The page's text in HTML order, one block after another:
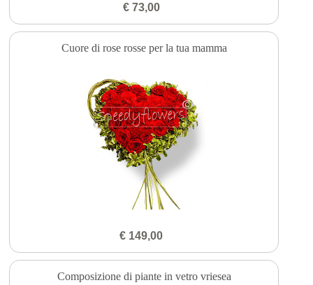
€ 73,00
Cuore di rose rosse per la tua mamma
€ 149,00
Composizione di piante in vetro vriesea